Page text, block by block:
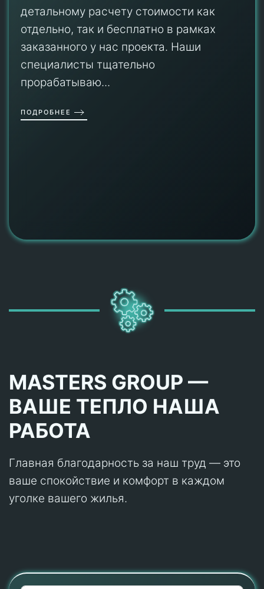
детальному расчету стоимости как
отдельно, так и бесплатно в рамках
заказанного у нас проекта. Наши
специалисты тщательно
прорабатываю...
ПОДРОБНЕЕ
MASTERS GROUP —
ВАШЕ ТЕПЛО НАША
РАБОТА
Главная благодарность за наш труд — это
ваше спокойствие и комфорт в каждом
уголке вашего жилья.